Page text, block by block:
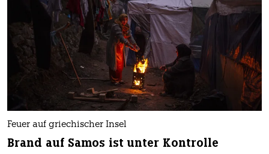
Feuer auf griechischer Insel
Brand auf Samos ist unter Kontrolle